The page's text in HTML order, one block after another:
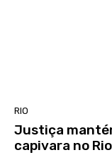
RIO
Justiça
capivara no Rio